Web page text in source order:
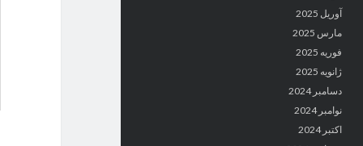
آوریل 2025
مارس 2025
فوریه 2025
ژانویه 2025
دسامبر 2024
نوامبر 2024
اکتبر 2024